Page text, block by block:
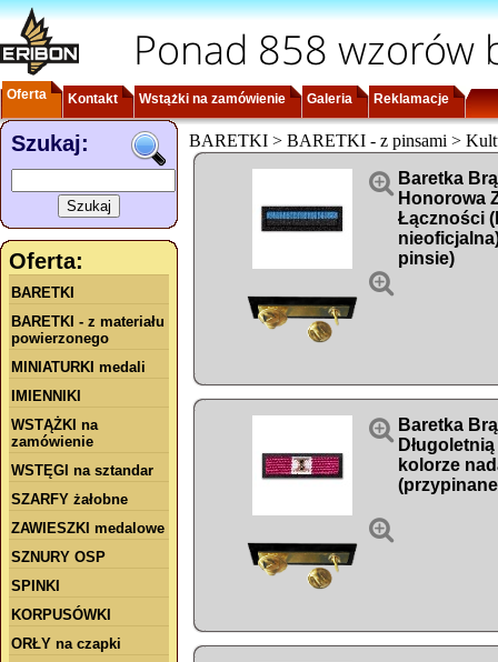
Ponad 858 wzorów
Oferta Kontakt Wstążki na zamówienie Galeria Reklamacje
Szukaj:
Oferta:
BARETKI
BARETKI - z materiału
powierzonego
MINIATURKI medali
IMIENNIKI
WSTĄŻKI na
zamówienie
WSTĘGI na sztandar
SZARFY żałobne
ZAWIESZKI medalowe
SZNURY OSP
SPINKI
KORPUSÓWKI
ORŁY na czapki
BARETKI > BARETKI - z pinsami >


Baretka
Honorowa
Łączności
pinsie)


Baretka
kolorze